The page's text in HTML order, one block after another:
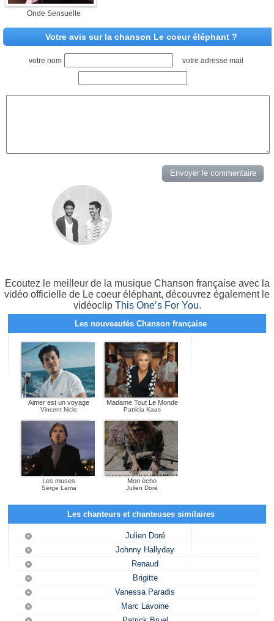
Onde Sensuelle
Votre avis sur la chanson Le coeur éléphant ?
votre nom votre adresse mail
Ecoutez le meilleur de la musique Chanson française avec la
vidéo officielle de Le coeur éléphant, découvrez également le
vidéoclip This One’s For You.
Les nouveautés Chanson française
Aimer est un voyage
Vincent Niclo
Madame Tout Le Monde
Patricia Kaas
Les muses
Serge Lama
Mon écho
Julien Doré
Les chanteurs et chanteuses similaires
Julien Doré
Johnny Hallyday
Renaud
Brigitte
Vanessa Paradis
Marc Lavoine